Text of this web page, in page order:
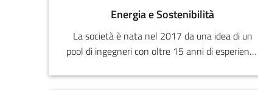
Energia e Sostenibilità
La società è nata nel 2017 da una idea di un
pool di ingegneri con oltre 15 anni di esperienza
ambiente.La sua missione primaria è diffondere